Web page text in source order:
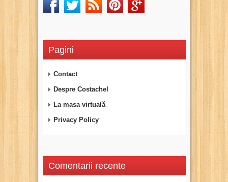
Pagini
Contact
Despre Costachel
La masa virtuală
Privacy Policy
Comentarii recente